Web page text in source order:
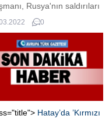
Rusya'nın saldırıları
100 milyar dolar
kayıplarının olduğunu
...
0
Hatay’da ’Kırmızı